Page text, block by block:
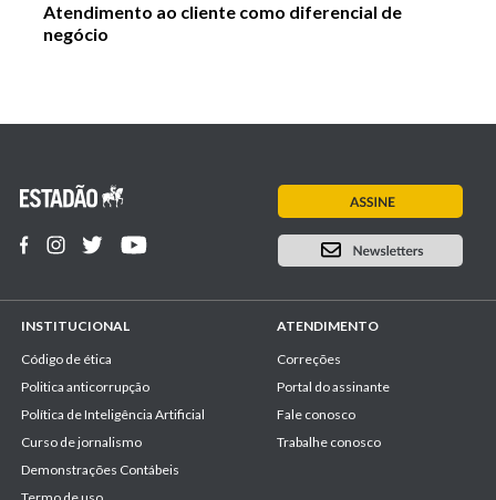
Atendimento ao cliente como diferencial de
negócio
INSTITUCIONAL
Código de ética
Politica anticorrupção
Política de Inteligência Artificial
Curso de jornalismo
Demonstrações Contábeis
ATENDIMENTO
Correções
Portal do assinante
Fale conosco
Trabalhe conosco